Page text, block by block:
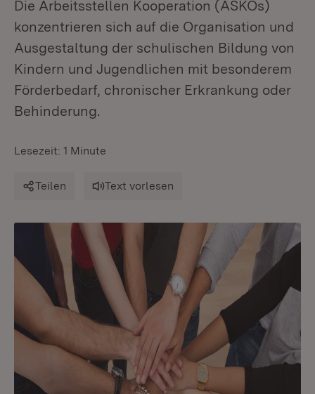
Die Arbeitsstellen Kooperation (ASKOs)
konzentrieren sich auf die Organisation und
Ausgestaltung der schulischen Bildung von
Kindern und Jugendlichen mit besonderem
Förderbedarf, chronischer Erkrankung oder
Behinderung.
Lesezeit: 1 Minute
Teilen Text vorlesen